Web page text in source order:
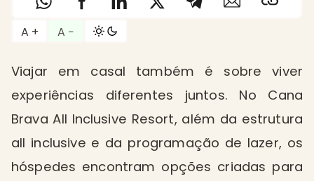
A + A −
Viajar em casal também é sobre viver
experiências diferentes juntos. No Cana
Brava All Inclusive Resort, além da estrutura
all inclusive e da programação de lazer, os
hóspedes encontram opções criadas para